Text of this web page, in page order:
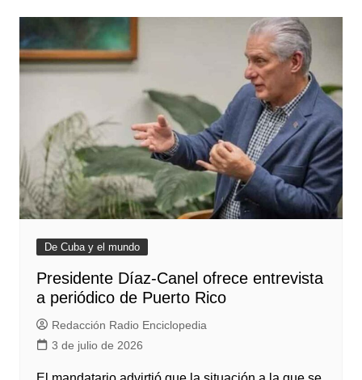
De Cuba y el mundo
Presidente Díaz-Canel ofrece entrevista
a periódico de Puerto Rico
Redacción Radio Enciclopedia
3 de julio de 2026